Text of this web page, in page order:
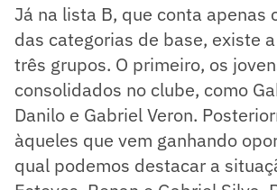
Já na lista B, que conta apenas
das categorias de base, existe
três grupos. O primeiro, os
consolidados no clube, como
Danilo e Gabriel Veron.
àqueles que vem ganhando
qual podemos destacar a